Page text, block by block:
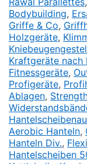
Bodybuilding,
Griffe & Co,
Holzgeräte,
Kraftgeräte nach
Fitnessgeräte,
Profigeräte,
Ablagen,
Aerobic Hanteln,
Hanteln Div.,
Hantelscheiben